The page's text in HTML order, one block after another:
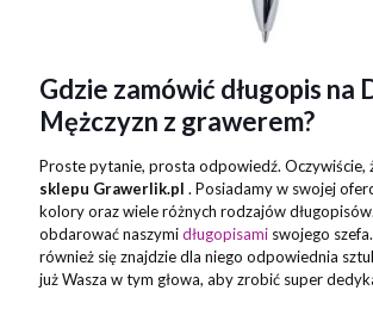
Gdzie zamówić długopis na
Mężczyzn z grawerem?
sklepu Grawerlik.pl . Posiadamy w swojej
kolory oraz wiele różnych rodzajów
obdarować naszymidługopisami swojego
również się znajdzie dla niego odpowiednia
już Wasza w tym głowa, aby zrobić super